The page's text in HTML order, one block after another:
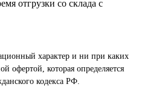
отгрузки со склада с
характер и ни при каких
офертой, которая определяется
кодекса РФ.